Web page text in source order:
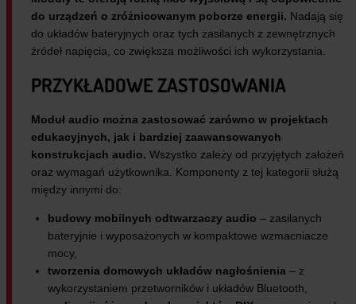
do urządzeń o zróżnicowanym poborze energii. Nadają się
do układów bateryjnych oraz tych zasilanych z zewnętrznych
źródeł napięcia, co zwiększa możliwości ich wykorzystania.
PRZYKŁADOWE ZASTOSOWANIA
Moduł audio można zastosować zarówno w projektach
edukacyjnych, jak i bardziej zaawansowanych
konstrukcjach audio. Wszystko zależy od przyjętych założeń
oraz wymagań użytkownika. Komponenty z tej kategorii służą
między innymi do:
budowy mobilnych odtwarzaczy audio – zasilanych
bateryjnie i wyposażonych w kompaktowe wzmacniacze
mocy,
tworzenia domowych układów nagłośnienia – z
wykorzystaniem przetworników i układów Bluetooth,